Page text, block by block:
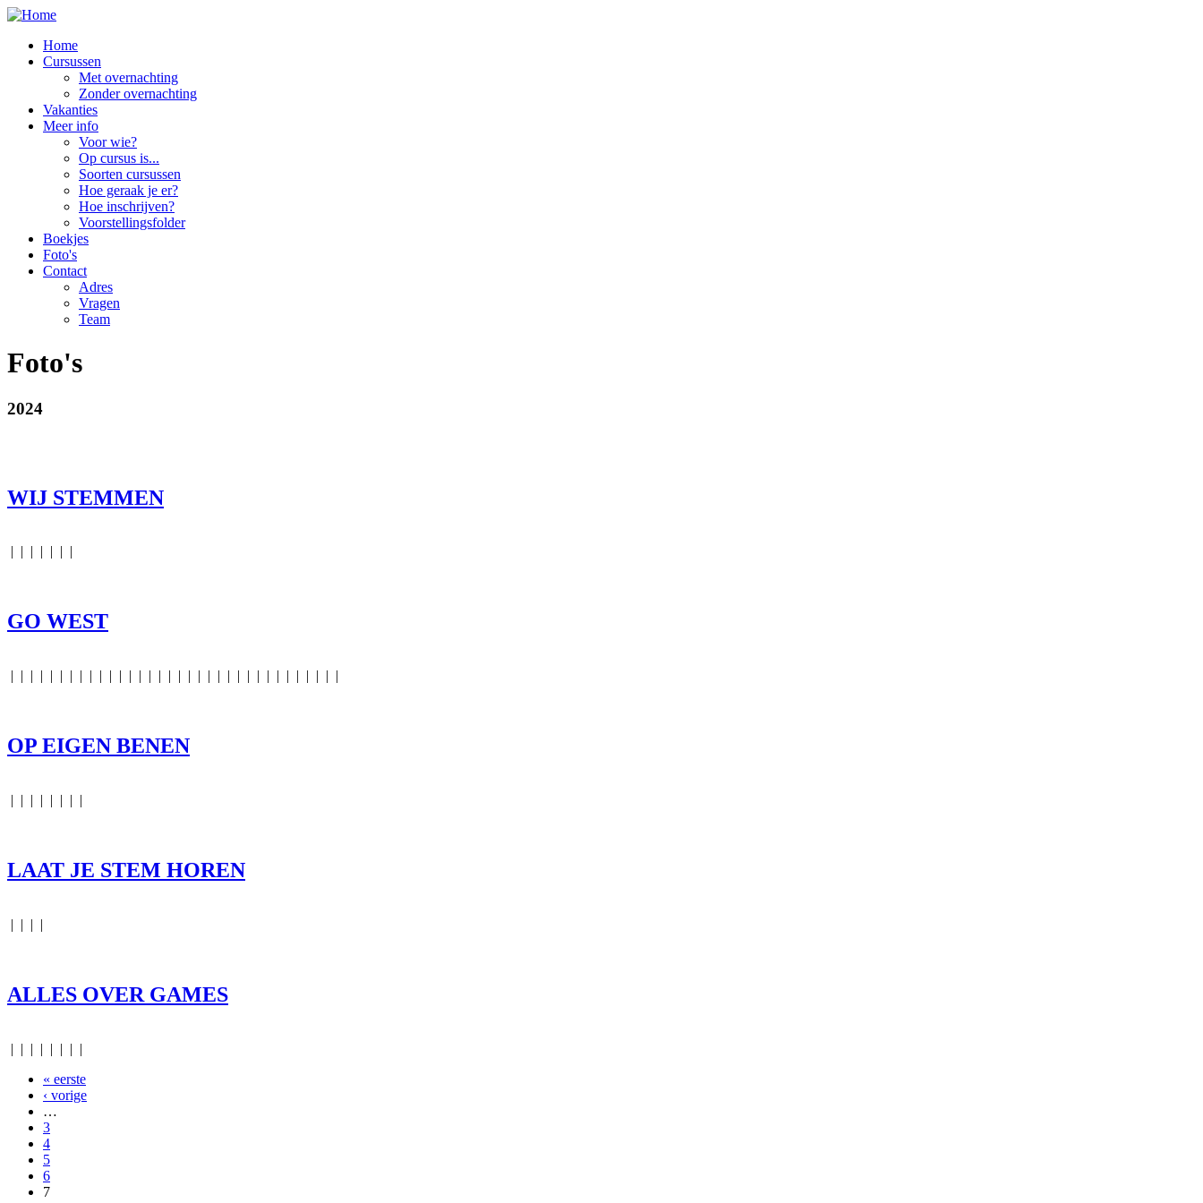
Overslaan en naar de inhoud gaan
Home
Cursussen
Met overnachting
Zonder overnachting
Vakanties
Meer info
Voor wie?
Op cursus is...
Soorten cursussen
Hoe geraak je er?
Hoe inschrijven?
Voorstellingsfolder
Boekjes
Foto's
Contact
Adres
Vragen
Team
Foto's
2024
WIJ STEMMEN
| | | | | | |
GO WEST
| | | | | | | | | | | | | | | | | | | | | | | | | | | | | | | | | |
OP EIGEN BENEN
| | | | | | | |
LAAT JE STEM HOREN
| | | |
ALLES OVER GAMES
| | | | | | | |
Pagina's
« eerste
‹ vorige
…
3
4
5
6
7